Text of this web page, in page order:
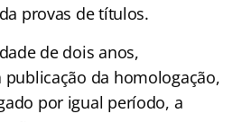
provas de títulos.
de dois anos,
publicação da homologação,
por igual período, a